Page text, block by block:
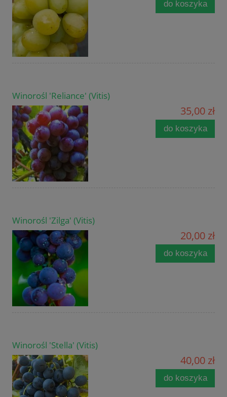
do koszyka
Winorośl 'Reliance' (Vitis)
35,00 zł
do koszyka
Winorośl 'Zilga' (Vitis)
20,00 zł
do koszyka
Winorośl 'Stella' (Vitis)
40,00 zł
do koszyka